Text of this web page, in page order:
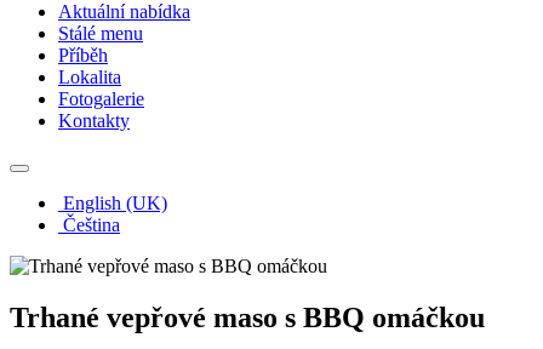
Aktuální nabídka
Stálé menu
Příběh
Lokalita
Fotogalerie
Kontakty
English (UK)
Čeština
Trhané vepřové maso s BBQ omáčkou